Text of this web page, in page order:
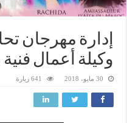
إدارة مهرجان
وكيلة أعمال
30 مايو، 2018 641 زيارة